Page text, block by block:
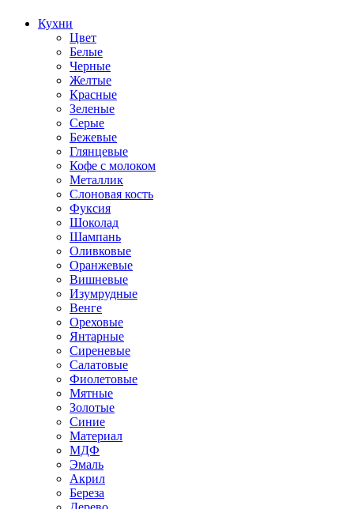
Кухни
Цвет
Белые
Черные
Желтые
Красные
Зеленые
Серые
Бежевые
Глянцевые
Кофе с молоком
Металлик
Слоновая кость
Фуксия
Шоколад
Шампань
Оливковые
Оранжевые
Вишневые
Изумрудные
Венге
Ореховые
Янтарные
Сиреневые
Салатовые
Фиолетовые
Мятные
Золотые
Синие
Материал
МДФ
Эмаль
Акрил
Береза